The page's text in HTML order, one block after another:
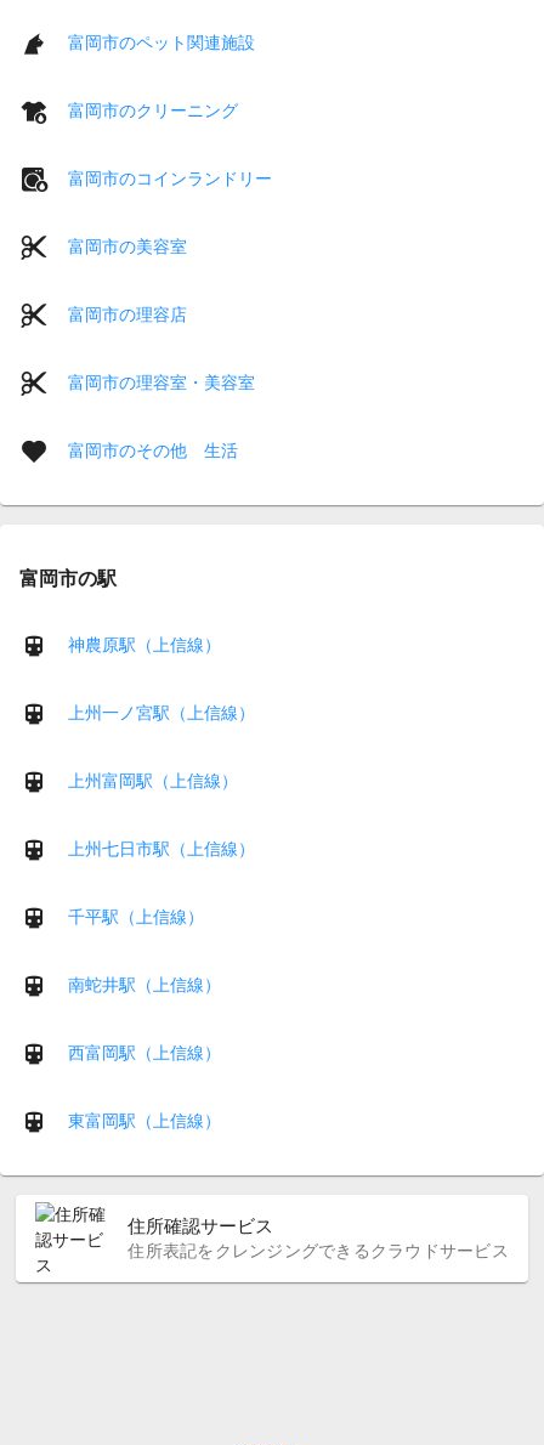
富岡市のペット関連施設
富岡市のクリーニング
富岡市のコインランドリー
富岡市の美容室
富岡市の理容店
富岡市の理容室・美容室
富岡市のその他 生活
富岡市の駅
神農原駅（上信線）
上州一ノ宮駅（上信線）
上州富岡駅（上信線）
上州七日市駅（上信線）
千平駅（上信線）
南蛇井駅（上信線）
西富岡駅（上信線）
東富岡駅（上信線）
住所確認サービス
住所表記をクレンジングできるクラウドサービス